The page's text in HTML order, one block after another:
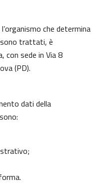
che determina
sono trattati, è
con sede in Via 8
(PD).
dati della